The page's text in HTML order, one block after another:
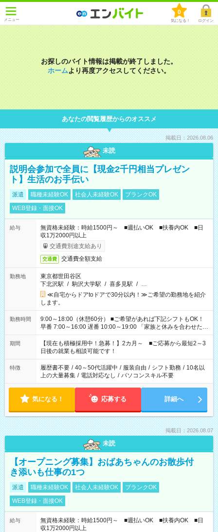
メニュー
0
気になる！ ログイン
お探しのバイト情報は掲載が終了しました。
ホームより再度アクセスしてください。
あなたの閲覧履歴からのオススメ
掲載日：2026.08.06
未読
説明会参加で全員に【現金2千円相当プレゼン
ト】生活のお手伝い
派遣 職種未経験OK 社会人未経験OK
ブランクOK
WEB登録・面接OK
給与
無資格未経験：時給1500円～ ■週払いOK ■扶養内OK ■日
収1万2000円以上
交通費別途支給あり
交通費 交通費全額支給
勤務地
東京都世田谷区
下北沢駅 / 駒沢大学駅 / 喜多見駅 / …
≪自宅からドアtoドアで30分以内！≫ご希望の勤務地を紹介
します。
勤務時間
9:00～18:00（休憩60分） ■ご希望があれば下記シフトもOK！
早番 7:00～16:00 遅番 10:00～19:00 「家族と休みを合わせた
い」 「余裕を持って夕飯の準備がしたい」 「できれば残業はし
たくない」 など、ご希望を教えてくださいね。 ※Wワーク希望
の方へ 今ご覧のお仕事で希望する勤務時間と、もう1つのお仕事
の勤務時間。 合計で週40時間を超える場合は応募できません。
期間
【現在も積極採用中！急募！】2カ月～ ■ご応募から最短2～3
日後の就業も相談可能です！
特徴 履歴書不要 / 40～50代活躍中 / 服装自由 / シフト勤務 / 10名以
上の大量募集 / 電話対応なし / パソコンスキル不要
気になる！ 応募する 詳細へ
掲載日：2026.08.07
未読
【オープニング募集】おばあちゃんのお散歩付
き添いも仕事の1つ
派遣 職種未経験OK 社会人未経験OK
ブランクOK
WEB登録・面接OK
給与
無資格未経験：時給1500円～ ■週払いOK ■扶養内OK ■日
収1万2000円以上